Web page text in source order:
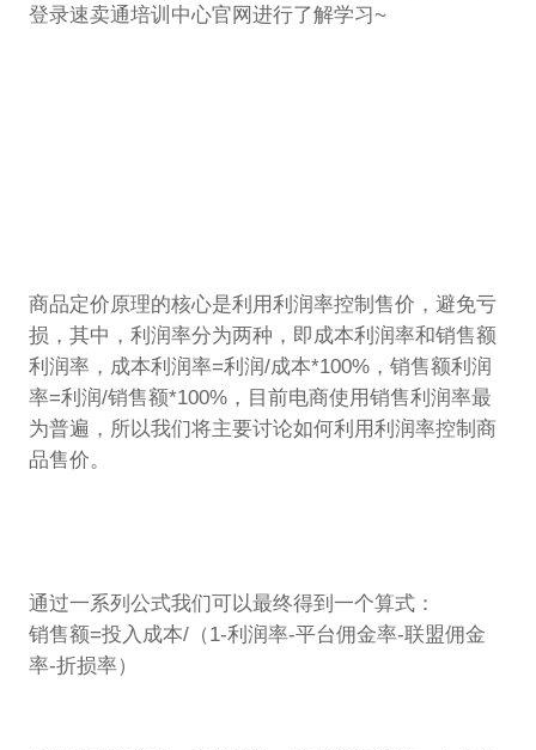
登录速卖通培训中心官网进行了解学习~
商品定价原理的核心是利用利润率控制售价，避免亏
损，其中，利润率分为两种，即成本利润率和销售额
利润率，成本利润率=利润/成本*100%，销售额利润
率=利润/销售额*100%，目前电商使用销售利润率最
为普遍，所以我们将主要讨论如何利用利润率控制商
品售价。
通过一系列公式我们可以最终得到一个算式：
销售额=投入成本/（1-利润率-平台佣金率-联盟佣金
率-折损率）